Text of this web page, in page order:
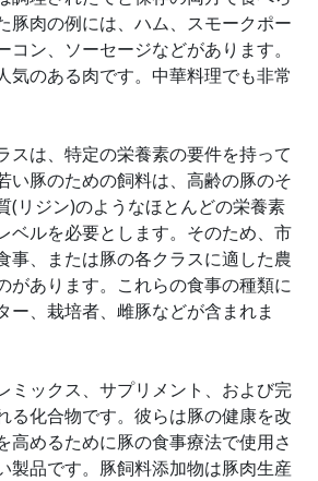
豚肉の例には、ハム、スモークポー
コン、ソーセージなどがあります。
気のある肉です。中華料理でも非常
スは、特定の栄養素の要件を持って
い豚のための飼料は、高齢の豚のそ
(リジン)のようなほとんどの栄養素
ベルを必要とします。そのため、市
事、または豚の各クラスに適した農
があります。これらの食事の種類に
ー、栽培者、雌豚などが含まれま
ミックス、サプリメント、および完
る化合物です。彼らは豚の健康を改
高めるために豚の食事療法で使用さ
製品です。豚飼料添加物は豚肉生産